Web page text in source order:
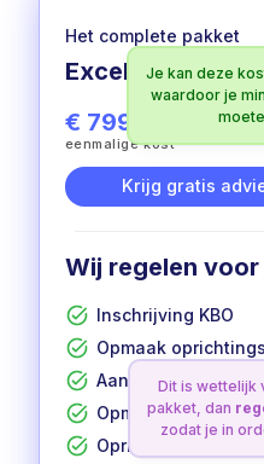
Het complete pakket
Excellent 100%
Je kan deze
waardoor je
€ 799
eenmalige kost
Krijg gratis
Wij regelen voor
Inschrijving KBO
Opmaak
Aanvraag btw-
Opmaak statuten
Oprichting in 12
Dit is wettelijk
pakket, dan
zodat je in